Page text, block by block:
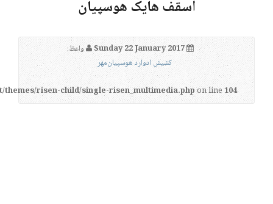
اسقف هایک هوسپیان
واعظ:
کشیش ادوارد هوسپیان‌مهر
risen-child/single-risen_multimedia.phpon line104